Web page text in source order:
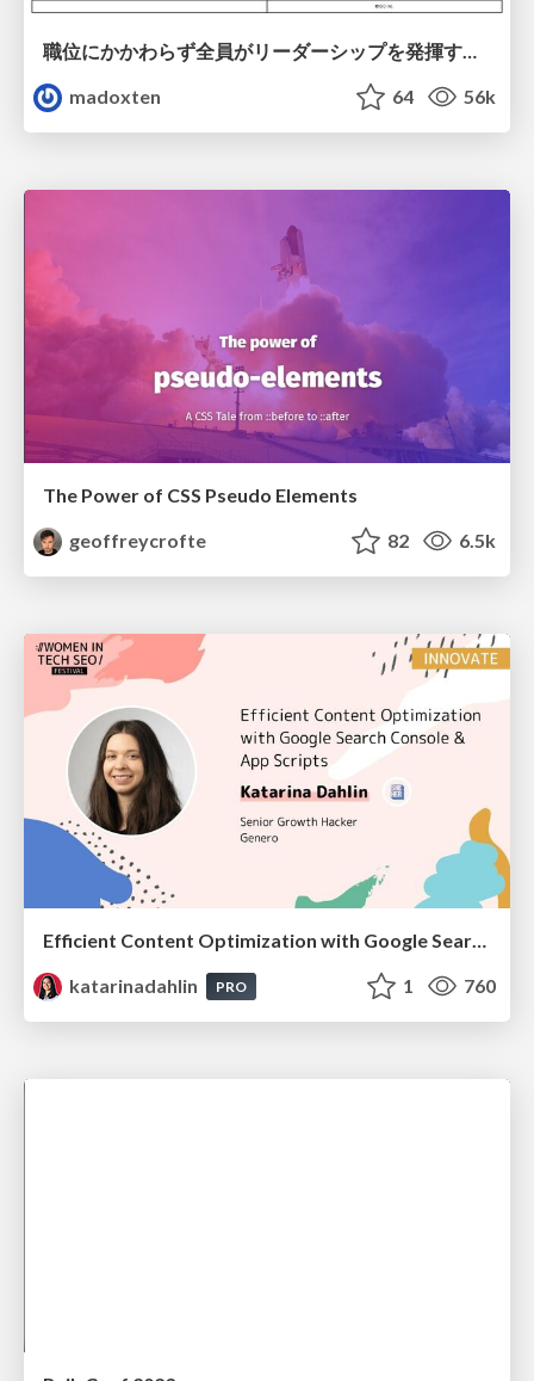
職位にかかわらず全員がリーダーシップを発揮するチーム作り / Building a team where everyone can demonstrate leadership regardless of position
madoxten
64 56k
The Power of CSS Pseudo Elements
geoffreycrofte
82 6.5k
katarinadahlin
PRO 1 760